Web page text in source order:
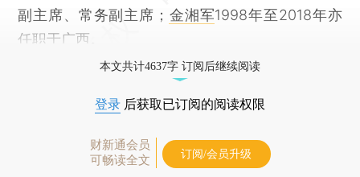
副主席、常务副主席； 金湘军1998年至2018年亦
任职于广西。
本文共计4637字 订阅后继续阅读
登录 后获取已订阅的阅读权限
财新通会员
可畅读全文
订阅/会员升级